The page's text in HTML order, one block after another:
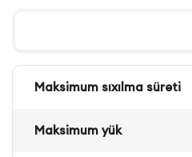
Maksimum sıxılma sürəti
Maksimum yük